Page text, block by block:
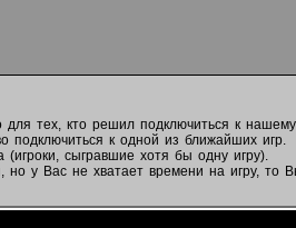
для тех, кто решил подключиться к
подключиться к одной из ближайших игр.
сыгравшие хотя бы одну игру).
у Вас не хватает времени на игру, то